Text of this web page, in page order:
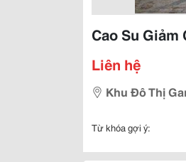
Cao Su Giảm
Liên hệ
Khu Đô Thị
Từ khóa gợi ý: